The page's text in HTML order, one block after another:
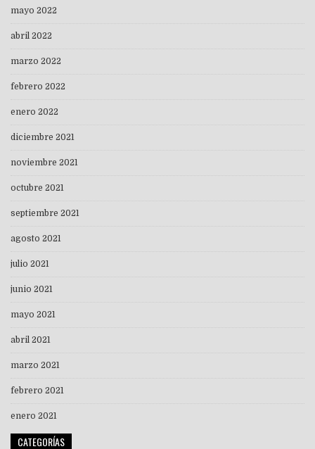
mayo 2022
abril 2022
marzo 2022
febrero 2022
enero 2022
diciembre 2021
noviembre 2021
octubre 2021
septiembre 2021
agosto 2021
julio 2021
junio 2021
mayo 2021
abril 2021
marzo 2021
febrero 2021
enero 2021
CATEGORÍAS